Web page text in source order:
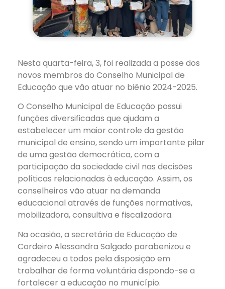
Nesta quarta-feira, 3, foi realizada a posse dos
novos membros do Conselho Municipal de
Educação que vão atuar no biênio 2024-2025.
O Conselho Municipal de Educação possui
funções diversificadas que ajudam a
estabelecer um maior controle da gestão
municipal de ensino, sendo um importante pilar
de uma gestão democrática, com a
participação da sociedade civil nas decisões
políticas relacionadas à educação. Assim, os
conselheiros vão atuar na demanda
educacional através de funções normativas,
mobilizadora, consultiva e fiscalizadora.
Na ocasião, a secretária de Educação de
Cordeiro Alessandra Salgado parabenizou e
agradeceu a todos pela disposição em
trabalhar de forma voluntária dispondo-se a
fortalecer a educação no município.